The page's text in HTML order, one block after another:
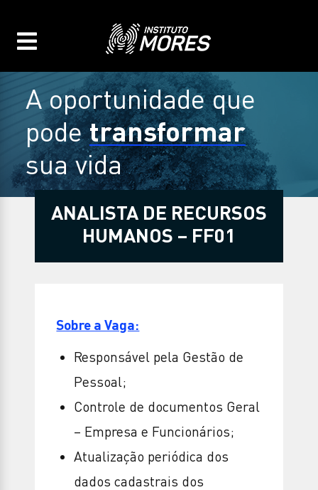
A oportunidade que
podetransformar
sua vida
ANALISTA DE RECURSOS
HUMANOS – FF01
Sobre a Vaga:
Responsável pela Gestão de
Pessoal;
Controle de documentos Geral
– Empresa e Funcionários;
Atualização periódica dos
dados cadastrais dos